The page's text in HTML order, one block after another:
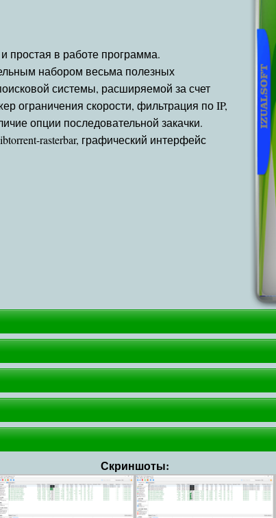
простая в работе программа.
набором весьма полезных
системы, расширяемой за счет
ограничения скорости, фильтрация по IP,
опции последовательной закачки.
rasterbar, графический интерфейс
Скриншоты: